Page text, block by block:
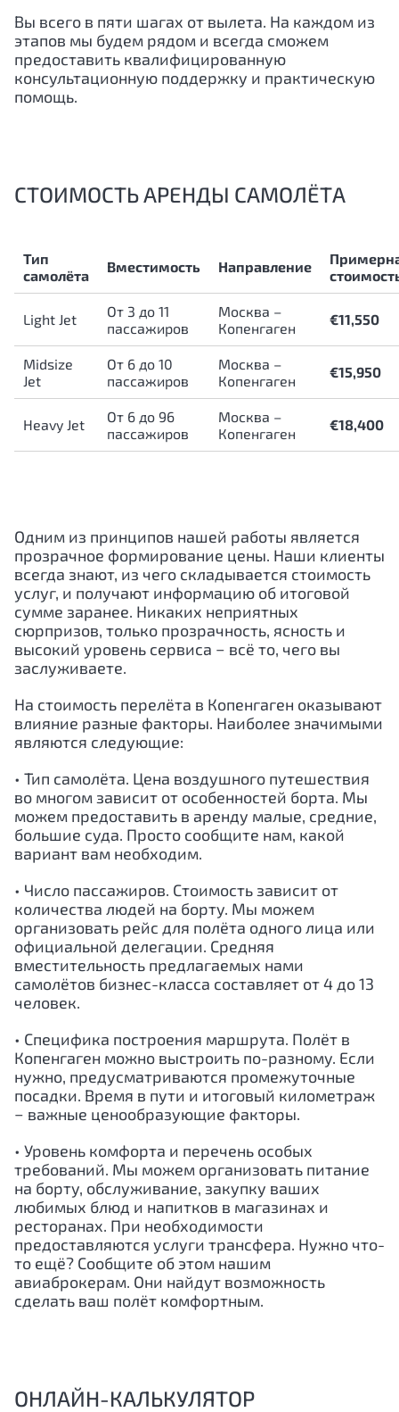
Вы всего в пяти шагах от вылета. На каждом из
этапов мы будем рядом и всегда сможем
предоставить квалифицированную
консультационную поддержку и практическую
помощь.
СТОИМОСТЬ АРЕНДЫ САМОЛЁТА
Тип
самолёта
Вместимость Направление
Light Jet
От 3 до 11
пассажиров
Москва –
Копенгаген
€11,550
Midsize
Jet
От 6 до 10
пассажиров
Москва –
Копенгаген
€15,950
Heavy Jet
От 6 до 96
пассажиров
Москва –
Копенгаген
€18,400
Одним из принципов нашей работы является
прозрачное формирование цены. Наши клиенты
всегда знают, из чего складывается стоимость
услуг, и получают информацию об итоговой
сумме заранее. Никаких неприятных
сюрпризов, только прозрачность, ясность и
высокий уровень сервиса − всё то, чего вы
заслуживаете.
На стоимость перелёта в Копенгаген оказывают
влияние разные факторы. Наиболее значимыми
являются следующие:
• Тип самолёта. Цена воздушного путешествия
во многом зависит от особенностей борта. Мы
можем предоставить в аренду малые, средние,
большие суда. Просто сообщите нам, какой
вариант вам необходим.
• Число пассажиров. Стоимость зависит от
количества людей на борту. Мы можем
организовать рейс для полёта одного лица или
официальной делегации. Средняя
вместительность предлагаемых нами
самолётов бизнес-класса составляет от 4 до 13
человек.
• Специфика построения маршрута. Полёт в
Копенгаген можно выстроить по-разному. Если
нужно, предусматриваются промежуточные
посадки. Время в пути и итоговый километраж
− важные ценообразующие факторы.
• Уровень комфорта и перечень особых
требований. Мы можем организовать питание
на борту, обслуживание, закупку ваших
любимых блюд и напитков в магазинах и
ресторанах. При необходимости
предоставляются услуги трансфера. Нужно что-
то ещё? Сообщите об этом нашим
авиаброкерам. Они найдут возможность
сделать ваш полёт комфортным.
ОНЛАЙН-КАЛЬКУЛЯТОР